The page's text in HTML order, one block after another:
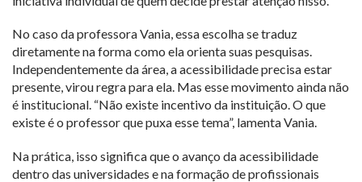
No caso da professora Vania, essa escolha se traduz
diretamente na forma como ela orienta suas pesquisas.
Independentemente da área, a acessibilidade precisa estar
presente, virou regra para ela. Mas esse movimento ainda não
é institucional. “Não existe incentivo da instituição. O que
existe é o professor que puxa esse tema”, lamenta Vania.
Na prática, isso significa que o avanço da acessibilidade
dentro das universidades e na formação de profissionais